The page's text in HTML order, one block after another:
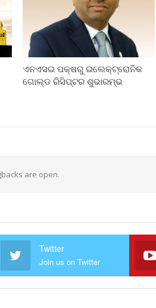
ଏନଏସଇ ପକ୍ଷରୁ ଇଲେକ୍‌ଟ୍ରୋନିକ
ଗୋଲ୍ଡ ରିସିପ୍ଟର ଶୁଭାରମ୍ଭ
are open.
Twitter
Join us on Twitter